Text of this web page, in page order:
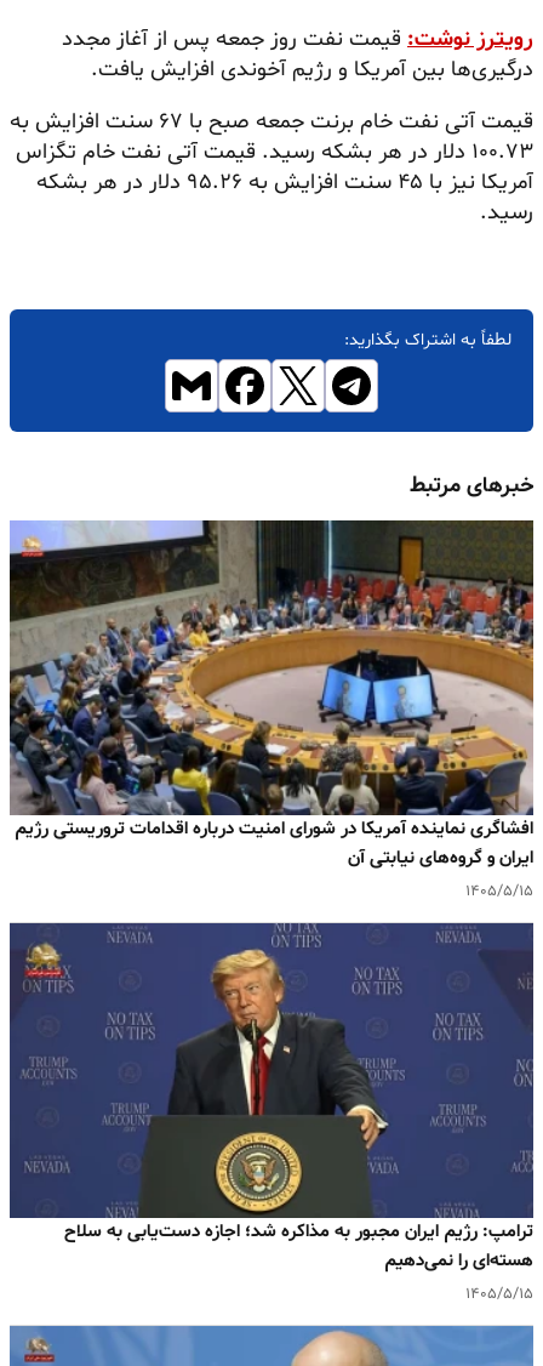
رویترز نوشت: قیمت نفت روز جمعه پس از آغاز مجدد
درگیری‌ها بین آمریکا و رژیم آخوندی افزایش یافت.
قیمت آتی نفت خام برنت جمعه صبح با ۶۷ سنت افزایش به
۱۰۰.۷۳ دلار در هر بشکه رسید. قیمت آتی نفت خام تگزاس
آمریکا نیز با ۴۵ سنت افزایش به ۹۵.۲۶ دلار در هر بشکه
رسید.
لطفاً به اشتراک بگذارید:
خبرهای مرتبط
افشاگری نماینده آمریکا در شورای امنیت درباره اقدامات تروریستی رژیم
ایران و گروه‌های نیابتی آن
۱۴۰۵/۵/۱۵
ترامپ: رژیم ایران مجبور به مذاکره شد؛ اجازه دست‌یابی به سلاح
هسته‌ای را نمی‌دهیم
۱۴۰۵/۵/۱۵